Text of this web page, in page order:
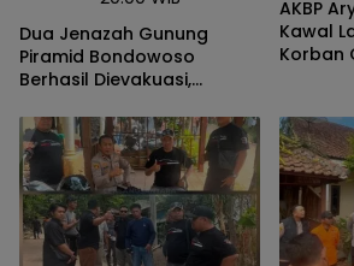
Dua Jenazah Gunung
Piramid Bondowoso
Berhasil Dievakuasi,
Tim Gabungan
AKBP
Kawal
Korban